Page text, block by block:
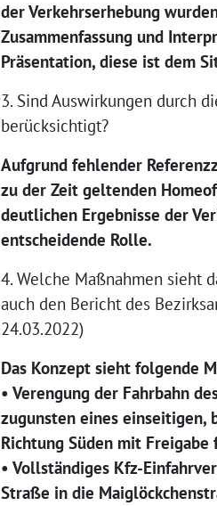
der Verkehrserhebung
Zusammenfassung und
Präsentation, diese ist dem
3. Sind Auswirkungen durch
berücksichtigt?
Aufgrund fehlender
zu der Zeit geltenden
deutlichen Ergebnisse der
entscheidende Rolle.
4. Welche Maßnahmen sieht
auch den Bericht des
24.03.2022)
Das Konzept sieht folgende
• Verengung der Fahrbahn
zugunsten eines einseitigen,
Richtung Süden mit Freigabe
• Vollständiges Kfz-
Straße in die